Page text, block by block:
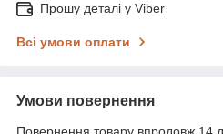
Прошу деталі у Viber
Всі умови оплати
Умови повернення